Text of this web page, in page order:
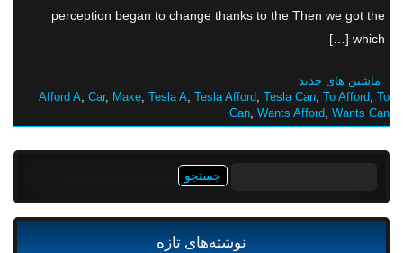
perception began to change thanks to the Then we got the
which […]
ماشین های جدید
Afford A,Car,Make,Tesla A,Tesla Afford,Tesla Can, To Afford,
Can,Wants Afford,Wants Can
نوشته‌های تازه